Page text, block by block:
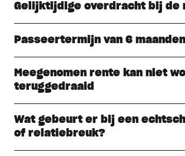
Gelijktijdige overdracht bij de
Passeertermijn van 6 maanden
Meegenomen rente kan niet
teruggedraaid
Wat gebeurt er bij een
of relatiebreuk?